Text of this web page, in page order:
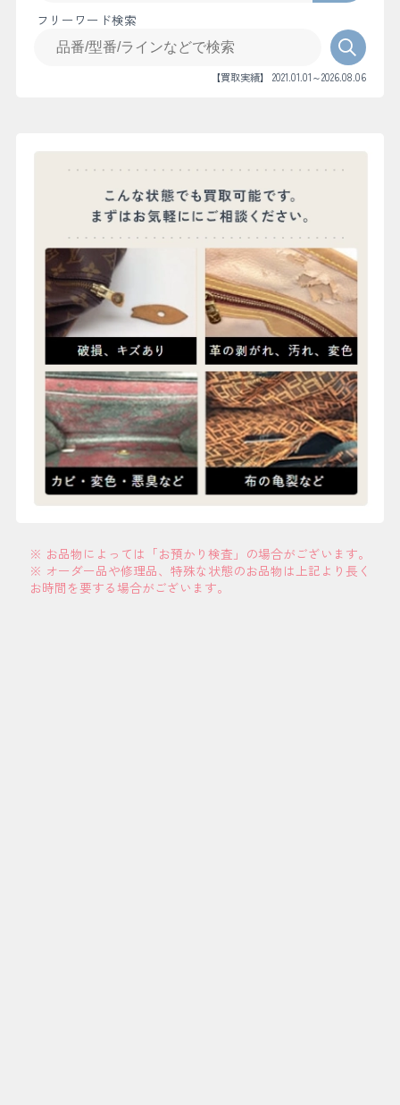
フリーワード検索
【買取実績】 2021.01.01～2026.08.06
※ お品物によっては「お預かり検査」の場合がございます。
※ オーダー品や修理品、特殊な状態のお品物は上記より長く
お時間を要する場合がございます。